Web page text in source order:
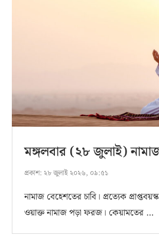
মঙ্গলবার (২৮ জুলাই)
প্রকাশ: ২৮ জুলাই ২০২৬, ০৯:৫১
নামাজ বেহেশতের চাবি। প্রত্যেক
ওয়াক্ত নামাজ পড়া ফরজ। কেয়ামতের …